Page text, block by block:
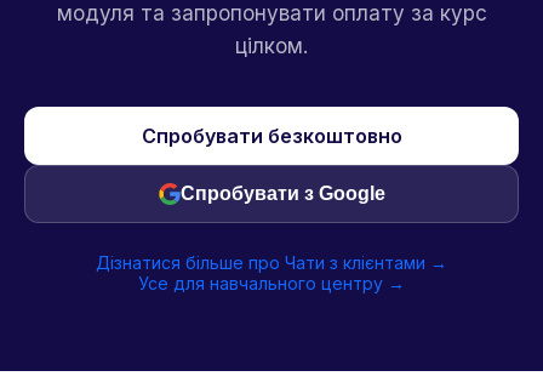
модуля та запропонувати оплату за курс
цілком.
Спробувати безкоштовно
Спробувати з Google
Дізнатися більше про Чати з клієнтами →
Усе для навчального центру →